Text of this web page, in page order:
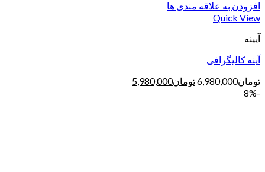
افزودن به علاقه مندی ها
Quick View
آیینه
آینه کالیگرافی
تومان6,980,000تومان5,980,000
-8%